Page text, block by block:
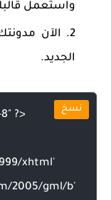
واستعمل
الآن
الجديد.
نسخ
?>
xhtml'
2005/gml/b'